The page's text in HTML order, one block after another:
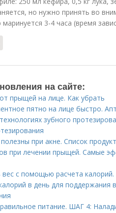
но нужно принять во
3-4 часа (время
на сайте:
прыщей на лице. Как убрать
пятно на лице быстро.
зубного
при акне. Список
при лечении прыщей. Самые
с помощью расчета калорий.
в день для поддержания
питание. ШАГ 4: